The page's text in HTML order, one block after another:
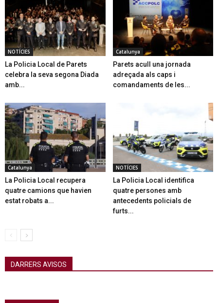
NOTÍCIES
La Policia Local de Parets
celebra la seva segona Diada
amb...
Catalunya
Parets acull una jornada
adreçada als caps i
comandaments de les...
Catalunya
La Policia Local recupera
quatre camions que havien
estat robats a...
NOTÍCIES
La Policia Local identifica
quatre persones amb
antecedents policials de
furts...
DARRERS AVISOS